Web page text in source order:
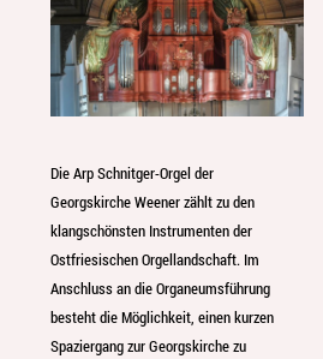
Die Arp Schnitger-Orgel der
Georgskirche Weener zählt zu den
klangschönsten Instrumenten der
Ostfriesischen Orgellandschaft. Im
Anschluss an die Organeumsführung
besteht die Möglichkeit, einen kurzen
Spaziergang zur Georgskirche zu